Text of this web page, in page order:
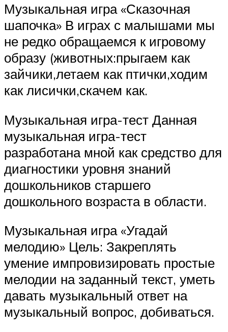
Музыкальная игра «Сказочная
шапочка» В играх с малышами мы
не редко обращаемся к игровому
образу (животных:прыгаем как
зайчики,летаем как птички,ходим
как лисички,скачем как.
Музыкальная игра-тест Данная
музыкальная игра-тест
разработана мной как средство для
диагностики уровня знаний
дошкольников старшего
дошкольного возраста в области.
Музыкальная игра «Угадай
мелодию» Цель: Закреплять
умение импровизировать простые
мелодии на заданный текст, уметь
давать музыкальный ответ на
музыкальный вопрос, добиваться.